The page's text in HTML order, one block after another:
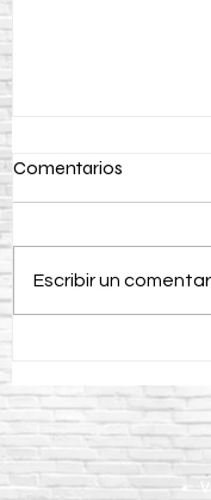
en la
Comentarios
Escribir un